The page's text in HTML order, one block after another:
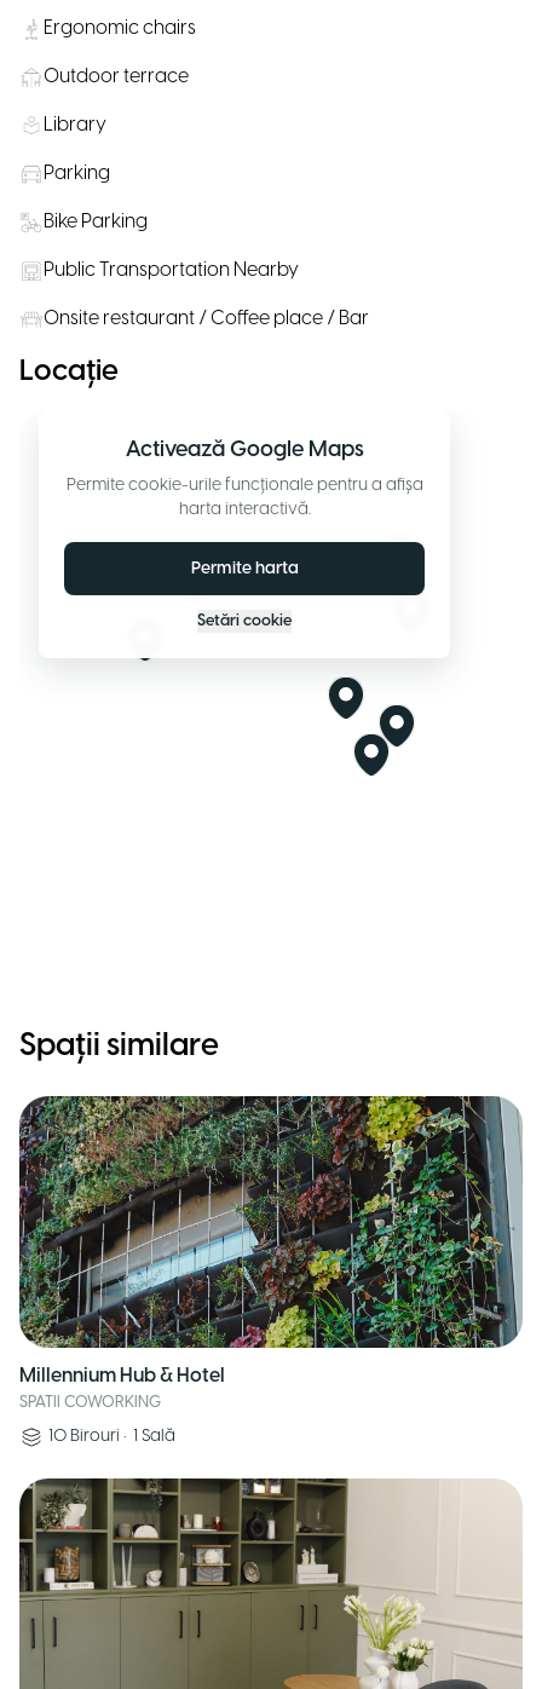
Ergonomic chairs
Outdoor terrace
Library
Parking
Bike Parking
Public Transportation Nearby
Onsite restaurant / Coffee place / Bar
Locație
Activează Google Maps
Permite cookie-urile funcționale pentru a afișa
harta interactivă.
Permite harta
Setări cookie
Spații similare
Millennium Hub & Hotel
SPATII COWORKING
10 Birouri • 1 Sală